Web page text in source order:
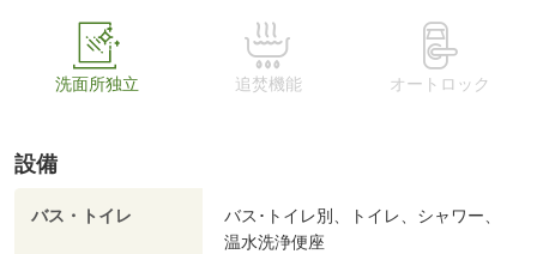
洗面所独立 追焚機能 オートロック
設備
バス・トイレ
バス･トイレ別、トイレ、シャワー、
温水洗浄便座